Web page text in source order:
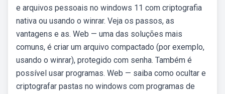
e arquivos pessoais no windows 11 com criptografia
nativa ou usando o winrar. Veja os passos, as
vantagens e as. Web — uma das soluções mais
comuns, é criar um arquivo compactado (por exemplo,
usando o winrar), protegido com senha. Também é
possível usar programas. Web — saiba como ocultar e
criptografar pastas no windows com programas de